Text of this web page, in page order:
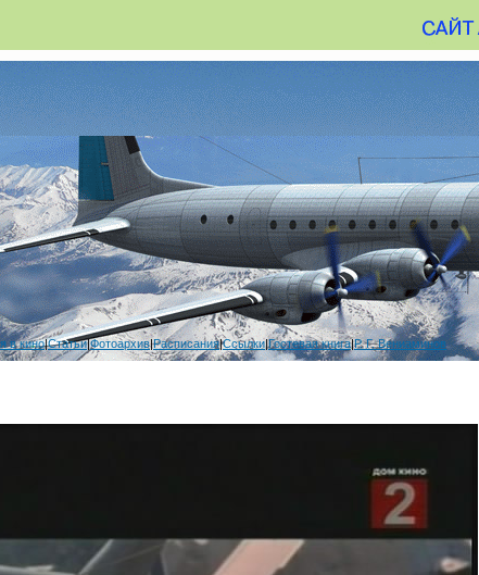
в кино|Статьи|Фотоархив|Расписания|Ссылки|Гостевая книга|Р. Г. Вениаминов